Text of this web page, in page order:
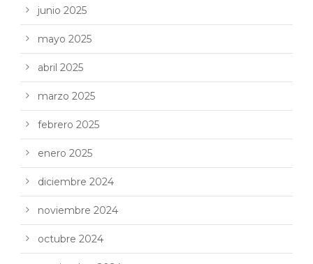
junio 2025
mayo 2025
abril 2025
marzo 2025
febrero 2025
enero 2025
diciembre 2024
noviembre 2024
octubre 2024